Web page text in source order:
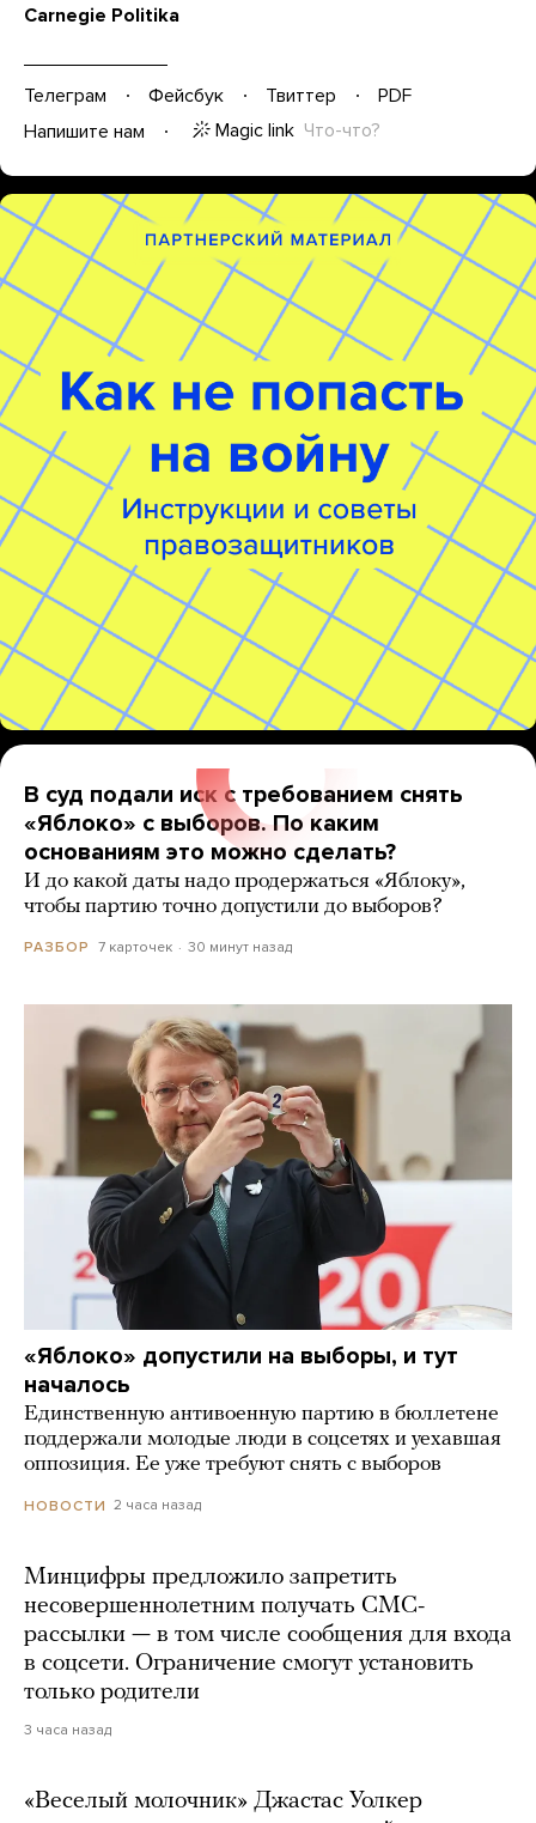
Carnegie Politika
Телеграм Фейсбук Твиттер
PDF
Напишите нам
Magic link Что-что?
В суд подали иск с требованием снять
«Яблоко» с выборов. По каким
основаниям это можно сделать?
И до какой даты надо продержаться «Яблоку»,
чтобы партию точно допустили до выборов?
РАЗБОР 7 карточек 30 минут назад
«Яблоко» допустили на выборы, и тут
началось
Единственную антивоенную партию в бюллетене
поддержали молодые люди в соцсетях и уехавшая
оппозиция. Ее уже требуют снять с выборов
НОВОСТИ 2 часа назад
Минцифры предложило запретить
несовершеннолетним получать СМС-
рассылки — в том числе сообщения для входа
в соцсети. Ограничение смогут установить
только родители
3 часа назад
«Веселый молочник» Джастас Уолкер